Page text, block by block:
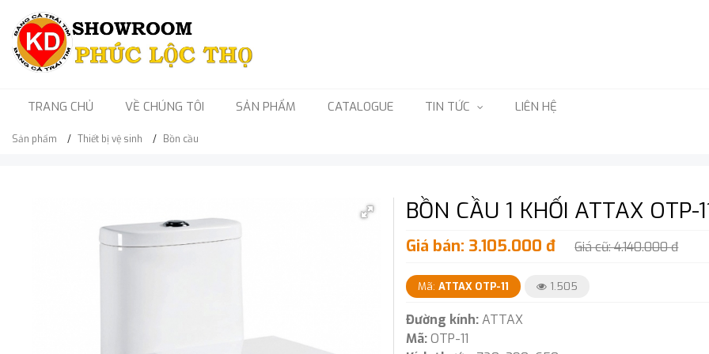
TRANG CHỦ VỀ CHÚNG TÔI SẢN PHẨM CATALOGUE TIN TỨC LIÊN HỆ
Sản phẩm Thiết bị vệ sinh Bồn cầu
BỒN CẦU 1 KHỐI ATTAX OTP-
Giá bán: 3.105.000 đ Giá cũ: 4.140.000 đ
Mã:ATTAX OTP-11 1.505
Đường kính: ATTAX
Mã: OTP-11